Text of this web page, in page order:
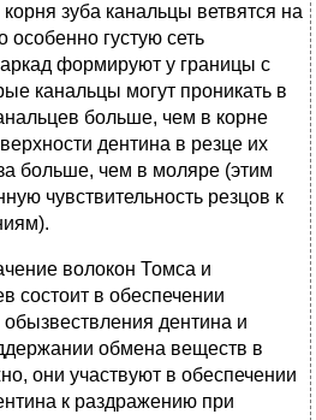
зуба канальцы ветвятся на
густую сеть
формируют у границы с
канальцы могут проникать в
больше, чем в корне
дентина в резце их
больше, чем в моляре (этим
чувствительность резцов к
волокон Томса и
состоит в обеспечении
дентина и
обмена веществ в
они участвуют в обеспечении
к раздражению при